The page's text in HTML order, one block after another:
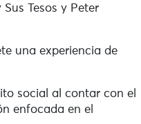
Sus Tesos y Peter
una experiencia de
social al contar con el
enfocada en el